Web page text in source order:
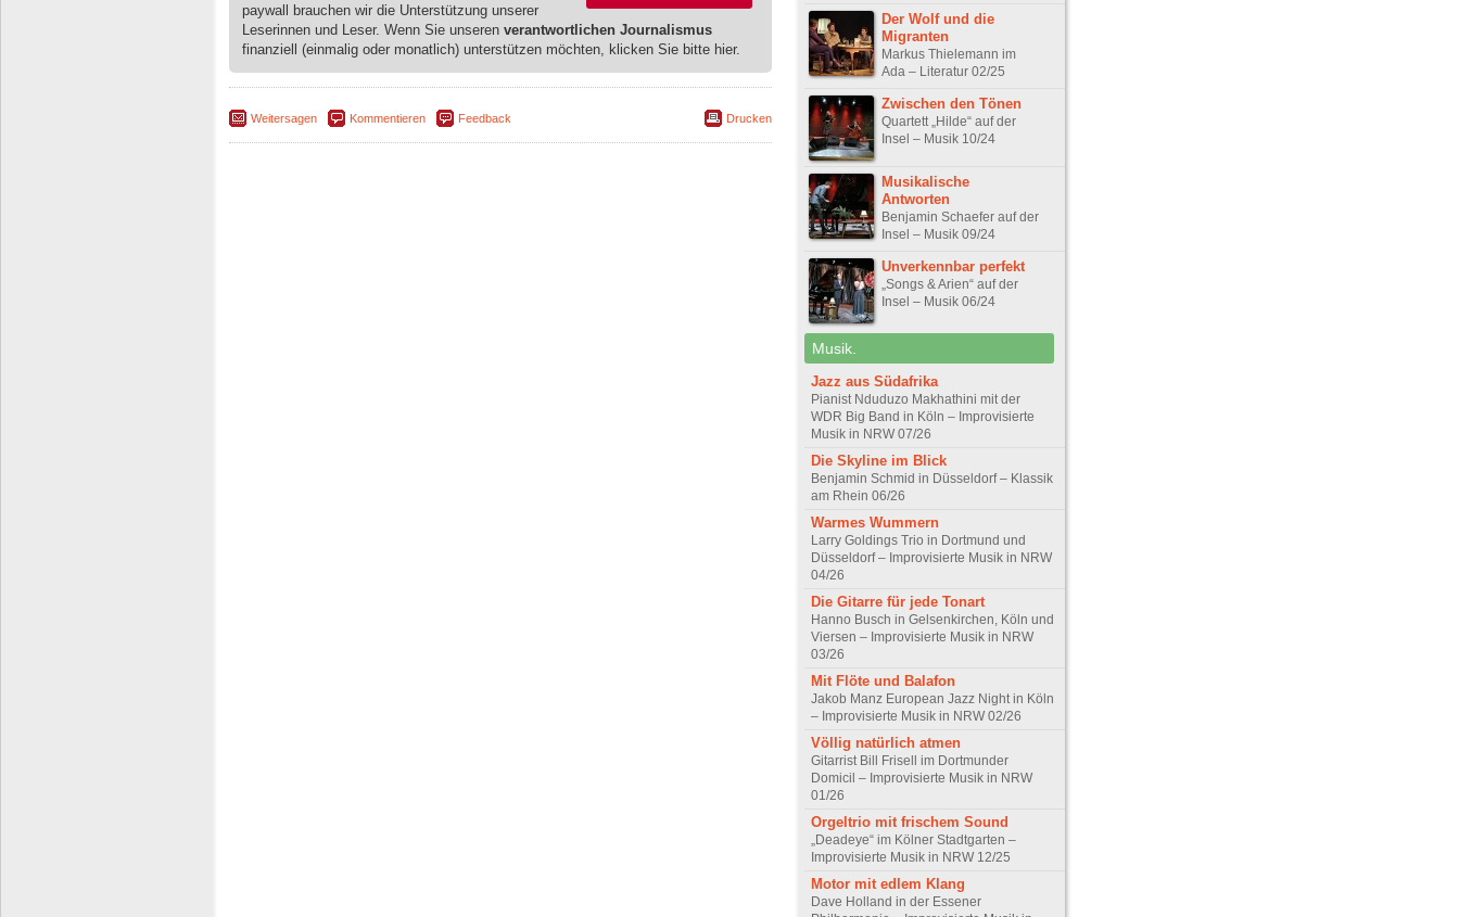
paywall brauchen wir die Unterstützung unserer
Leserinnen und Leser. Wenn Sie unseren verantwortlichen Journalismus
finanziell (einmalig oder monatlich) unterstützen möchten, klicken Sie bitte hier.
Weitersagen Kommentieren Feedback Drucken
Der Wolf und die
Migranten
Markus Thielemann im
Ada – Literatur 02/25
Zwischen den Tönen
Quartett „Hilde“ auf der
Insel – Musik 10/24
Musikalische
Antworten
Benjamin Schaefer auf der
Insel – Musik 09/24
Unverkennbar perfekt
„Songs & Arien“ auf der
Insel – Musik 06/24
Musik.
Jazz aus Südafrika
Pianist Nduduzo Makhathini mit der
WDR Big Band in Köln – Improvisierte
Musik in NRW 07/26
Die Skyline im Blick
Benjamin Schmid in Düsseldorf – Klassik
am Rhein 06/26
Warmes Wummern
Larry Goldings Trio in Dortmund und
Düsseldorf – Improvisierte Musik in NRW
04/26
Die Gitarre für jede Tonart
Hanno Busch in Gelsenkirchen, Köln und
Viersen – Improvisierte Musik in NRW
03/26
Mit Flöte und Balafon
Jakob Manz European Jazz Night in Köln
– Improvisierte Musik in NRW 02/26
Völlig natürlich atmen
Gitarrist Bill Frisell im Dortmunder
Domicil – Improvisierte Musik in NRW
01/26
Orgeltrio mit frischem Sound
„Deadeye“ im Kölner Stadtgarten –
Improvisierte Musik in NRW 12/25
Motor mit edlem Klang
Dave Holland in der Essener